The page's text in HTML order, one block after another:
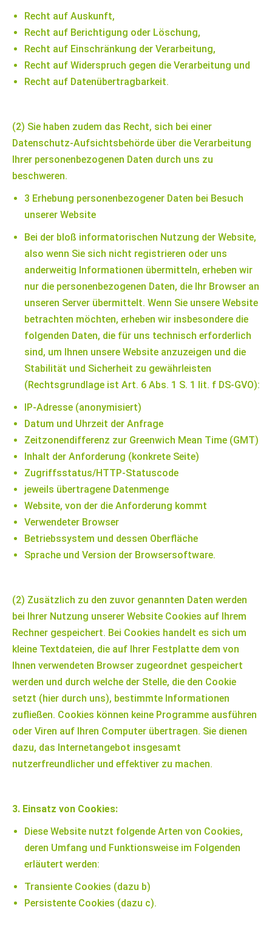
Recht auf Auskunft,
Recht auf Berichtigung oder Löschung,
Recht auf Einschränkung der Verarbeitung,
Recht auf Widerspruch gegen die Verarbeitung und
Recht auf Datenübertragbarkeit.
(2) Sie haben zudem das Recht, sich bei einer
Datenschutz-Aufsichtsbehörde über die Verarbeitung
Ihrer personenbezogenen Daten durch uns zu
beschweren.
3 Erhebung personenbezogener Daten bei Besuch
unserer Website
Bei der bloß informatorischen Nutzung der Website,
also wenn Sie sich nicht registrieren oder uns
anderweitig Informationen übermitteln, erheben wir
nur die personenbezogenen Daten, die Ihr Browser an
unseren Server übermittelt. Wenn Sie unsere Website
betrachten möchten, erheben wir insbesondere die
folgenden Daten, die für uns technisch erforderlich
sind, um Ihnen unsere Website anzuzeigen und die
Stabilität und Sicherheit zu gewährleisten
(Rechtsgrundlage ist Art. 6 Abs. 1 S. 1 lit. f DS-GVO):
IP-Adresse (anonymisiert)
Datum und Uhrzeit der Anfrage
Zeitzonendifferenz zur Greenwich Mean Time (GMT)
Inhalt der Anforderung (konkrete Seite)
Zugriffsstatus/HTTP-Statuscode
jeweils übertragene Datenmenge
Website, von der die Anforderung kommt
Verwendeter Browser
Betriebssystem und dessen Oberfläche
Sprache und Version der Browsersoftware.
(2) Zusätzlich zu den zuvor genannten Daten werden
bei Ihrer Nutzung unserer Website Cookies auf Ihrem
Rechner gespeichert. Bei Cookies handelt es sich um
kleine Textdateien, die auf Ihrer Festplatte dem von
Ihnen verwendeten Browser zugeordnet gespeichert
werden und durch welche der Stelle, die den Cookie
setzt (hier durch uns), bestimmte Informationen
zufließen. Cookies können keine Programme ausführen
oder Viren auf Ihren Computer übertragen. Sie dienen
dazu, das Internetangebot insgesamt
nutzerfreundlicher und effektiver zu machen.
3. Einsatz von Cookies:
Diese Website nutzt folgende Arten von Cookies,
deren Umfang und Funktionsweise im Folgenden
erläutert werden:
Transiente Cookies (dazu b)
Persistente Cookies (dazu c).